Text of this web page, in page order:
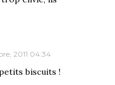
2011 04:34
biscuits !